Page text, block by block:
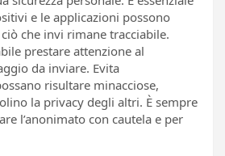
e le applicazioni possono
che invi rimane tracciabile.
prestare attenzione al
da inviare. Evita
risultare minacciose,
la privacy degli altri. È sempre
l’anonimato con cautela e per